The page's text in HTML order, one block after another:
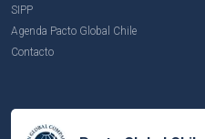
SIPP
Agenda Pacto Global Chile
Contacto